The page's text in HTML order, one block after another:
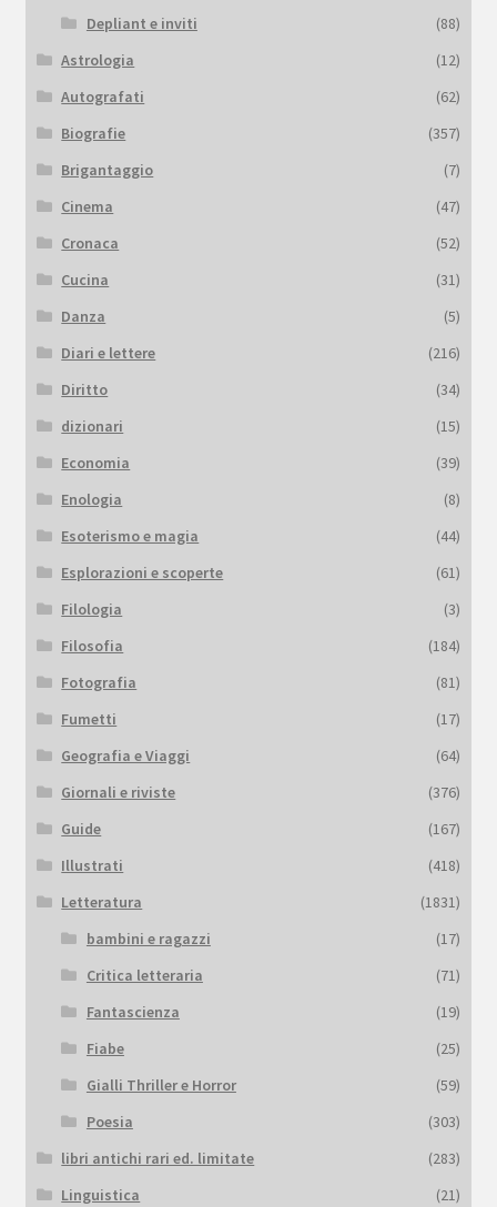
Depliant e inviti
(88)
Astrologia
(12)
Autografati
(62)
Biografie
(357)
Brigantaggio
(7)
Cinema
(47)
Cronaca
(52)
Cucina
(31)
Danza
(5)
Diari e lettere
(216)
Diritto
(34)
dizionari
(15)
Economia
(39)
Enologia
(8)
Esoterismo e magia
(44)
Esplorazioni e scoperte
(61)
Filologia
(3)
Filosofia
(184)
Fotografia
(81)
Fumetti
(17)
Geografia e Viaggi
(64)
Giornali e riviste
(376)
Guide
(167)
Illustrati
(418)
Letteratura
(1831)
bambini e ragazzi
(17)
Critica letteraria
(71)
Fantascienza
(19)
Fiabe
(25)
Gialli Thriller e Horror
(59)
Poesia
(303)
libri antichi rari ed. limitate
(283)
Linguistica
(21)